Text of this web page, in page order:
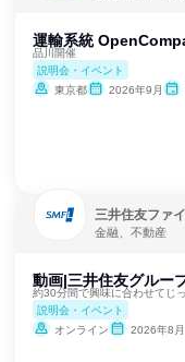
運輸系統
品川開催
説明会・イベント
東京都
2026年9月
三井住友ファ
金融、不動産
動画|三井住友グルー
約30分間で興味に合わせてじ
説明会・イベント
オンライン
2026年8